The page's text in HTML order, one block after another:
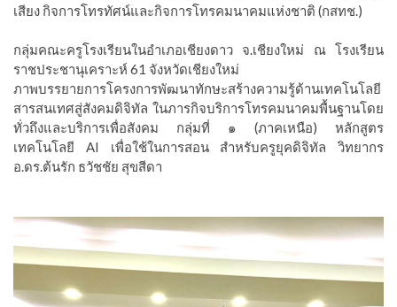
เสียง กิจการโทรทัศน์และกิจการโทรคมนาคมแห่งชาติ (กสทช.)
กลุ่มคณะครูโรงเรียนในอำเภอเชียงดาว จ.เชียงใหม่ ณ โรงเรียน
ราชประชานุเคราะห์ 61 จังหวัดเชียงใหม่
ภาพบรรยายการโครงการพัฒนาทักษะสร้างความรู้ด้านเทคโนโลยี
สารสนเทศสู่สังคมดิจิทัล ในภารกิจบริการโทรคมนาคมพื้นฐานโดย
ทั่วถึงและบริการเพื่อสังคม กลุ่มที่ ๑ (ภาคเหนือ) หลักสูตร
เทคโนโลยี AI เพื่อใช้ในการสอน สำหรับครูยุคดิจิทัล วิทยากร
อ.ดร.ต้นรัก ธวัชชัย สุขสีดา